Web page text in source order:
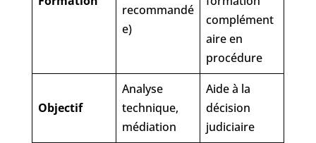
recommandé
e)
complément
aire en
procédure
Objectif
Analyse
technique,
médiation
Aide à la
décision
judiciaire